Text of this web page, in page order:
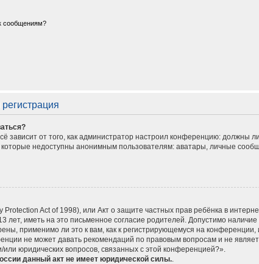
сообщениям?
зависит от того, как администратор настроил конференцию:
недоступны анонимным пользователям: аватары, личные
Protection Act of 1998), или Акт о защите частных прав ребёнка в
лет, иметь на это письменное согласие родителей. Допустимо
применимо ли это к вам, как к регистрирующемуся на
не может давать рекомендаций по правовым вопросам и не
или юридических вопросов, связанных с этой конференцией?».
данный акт не имеет юридической силы..